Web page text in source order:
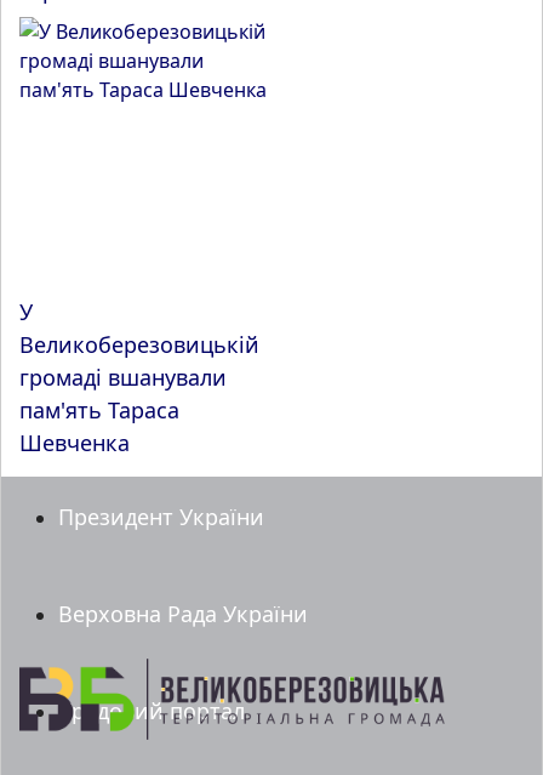
У
Великоберезовицькій
громаді вшанували
пам'ять Тараса
Шевченка
Президент України
Верховна Рада України
Урядовий портал